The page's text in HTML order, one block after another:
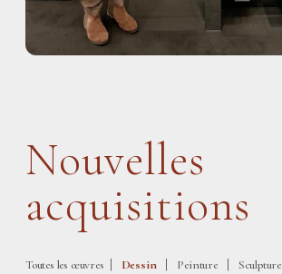
Nouvelles
acquisitions
Toutes les œuvres | Dessin | Peinture | Sculpture